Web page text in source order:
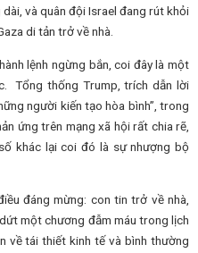
và quân đội Israel đang rút khỏi
di tản trở về nhà.
lệnh ngừng bắn, coi đây là một
Tổng thống Trump, trích dẫn lời
người kiến ​​tạo hòa bình”, trong
ứng trên mạng xã hội rất chia rẽ,
khác lại coi đó là sự nhượng bộ
đáng mừng: con tin trở về nhà,
một chương đẫm máu trong lịch
về tái thiết kinh tế và bình thường